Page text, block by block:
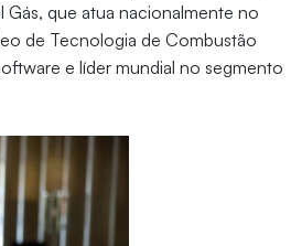
que atua nacionalmente no
de Tecnologia de Combustão
e líder mundial no segmento